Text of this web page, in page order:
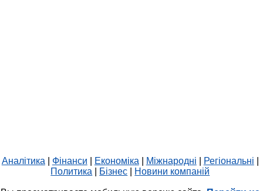
Аналітика Фінанси Економіка Міжнародні Регіональні
Политика
Бізнес Новини компаній